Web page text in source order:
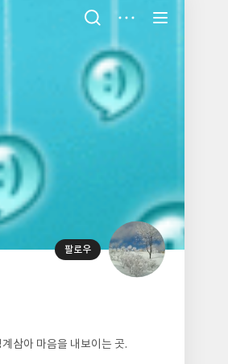
팔로우
삼아 마음을 내보이는 곳.